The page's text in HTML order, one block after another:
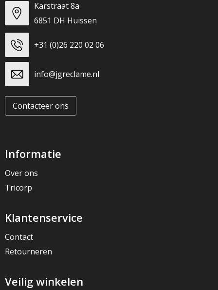
Karstraat 8a
6851 DH Huissen
+31 (0)26 220 02 06
info@jgreclame.nl
Contacteer ons
Informatie
Over ons
Tricorp
Klantenservice
Contact
Retourneren
Veilig winkelen